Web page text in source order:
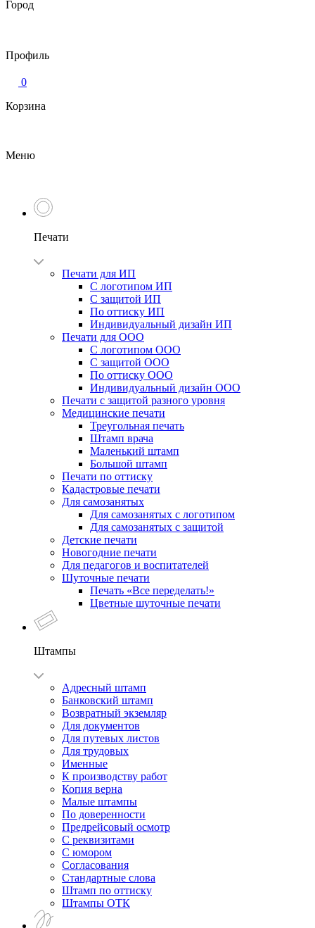
Город
Профиль
0
Корзина
Меню
Печати
Печати для ИП
С логотипом ИП
С защитой ИП
По оттиску ИП
Индивидуальный дизайн ИП
Печати для ООО
С логотипом ООО
С защитой ООО
По оттиску ООО
Индивидуальный дизайн ООО
Печати с защитой разного уровня
Медицинские печати
Треугольная печать
Штамп врача
Маленький штамп
Большой штамп
Печати по оттиску
Кадастровые печати
Для самозанятых
Для самозанятых с логотипом
Для самозанятых с защитой
Детские печати
Новогодние печати
Для педагогов и воспитателей
Шуточные печати
Печать «Все переделать!»
Цветные шуточные печати
Штампы
Адресный штамп
Банковский штамп
Возвратный экземляр
Для документов
Для путевых листов
Для трудовых
Именные
К производству работ
Копия верна
Малые штампы
По доверенности
Предрейсовый осмотр
С реквизитами
С юмором
Согласования
Стандартные слова
Штамп по оттиску
Штампы ОТК